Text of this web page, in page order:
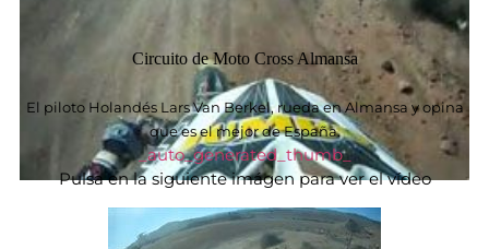
Circuito de Moto Cross Almansa
El piloto Holandés Lars Van Berkel, rueda en Almansa y opina
que es el mejor de España.
_auto_generated_thumb_
Pulsa en la siguiente imágen para ver el vídeo